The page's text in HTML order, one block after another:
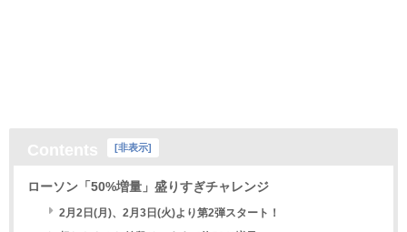
非表示
ローソン「50%増量」盛りすぎチャレンジ
2月2日(月)、2月3日(火)より第2弾スタート！